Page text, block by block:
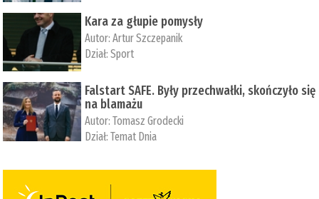
Kara za głupie pomysły
Autor:Artur Szczepanik
Dział:Sport
Falstart SAFE. Były przechwałki, skończyło się
na blamażu
Autor:Tomasz Grodecki
Dział:Temat Dnia